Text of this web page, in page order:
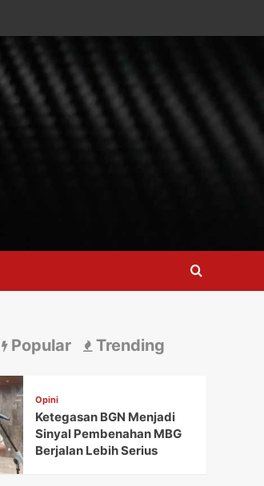
Popular Trending
Opini
Ketegasan BGN Menjadi
Sinyal Pembenahan MBG
Berjalan Lebih Serius